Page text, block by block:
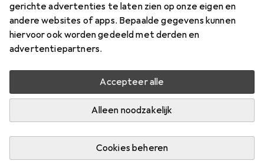
gerichte advertenties te laten zien op onze eigen en
andere websites of apps. Bepaalde gegevens kunnen
hiervoor ook worden gedeeld met derden en
advertentiepartners.
Accepteer alle
Alleen noodzakelijk
Cookies beheren
2
Waarderingscijfers
Levering tussen vr, 14-8 en za, 15-8
Meer dan 10 stuk op voorraad bij leverancier
In winkelmandje
Vergelijk